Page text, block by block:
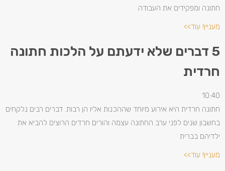
חתונה ומפקידים את העבודה
מעניין! עוד>>
5 דברים שלא ידעתם על הלכות חתונה
חרדית
10:40
חתונה חרדית היא אירוע מיוחד שההכנות אליו הן רבות. דברים רבים נלקחים
בחשבון שנים לפני ערב החתונה עצמה והורים חרדים הרוצים להביא את
ילדיהם בברית
מעניין! עוד>>